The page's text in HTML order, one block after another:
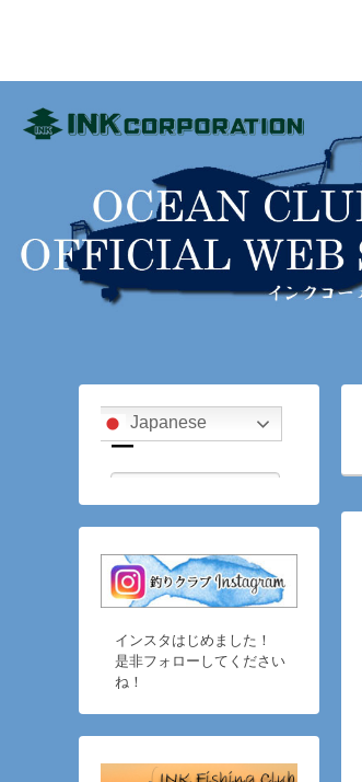
ink_fishingclub
インスタはじめました！
是非フォローしてください
ね！